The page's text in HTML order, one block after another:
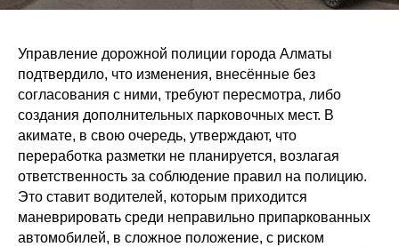
Управление дорожной полиции города Алматы
подтвердило, что изменения, внесённые без
согласования с ними, требуют пересмотра, либо
создания дополнительных парковочных мест. В
акимате, в свою очередь, утверждают, что
переработка разметки не планируется, возлагая
ответственность за соблюдение правил на полицию.
Это ставит водителей, которым приходится
маневрировать среди неправильно припаркованных
автомобилей, в сложное положение, с риском